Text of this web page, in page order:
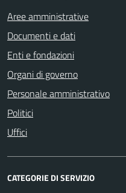
Aree amministrative
Documenti e dati
Enti e fondazioni
Organi di governo
Personale amministrativo
Politici
Uffici
CATEGORIE DI SERVIZIO